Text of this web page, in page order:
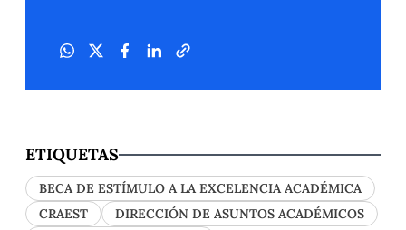
ETIQUETAS
BECA DE ESTÍMULO A LA EXCELENCIA ACADÉMICA
CRAEST
DIRECCIÓN DE ASUNTOS ACADÉMICOS